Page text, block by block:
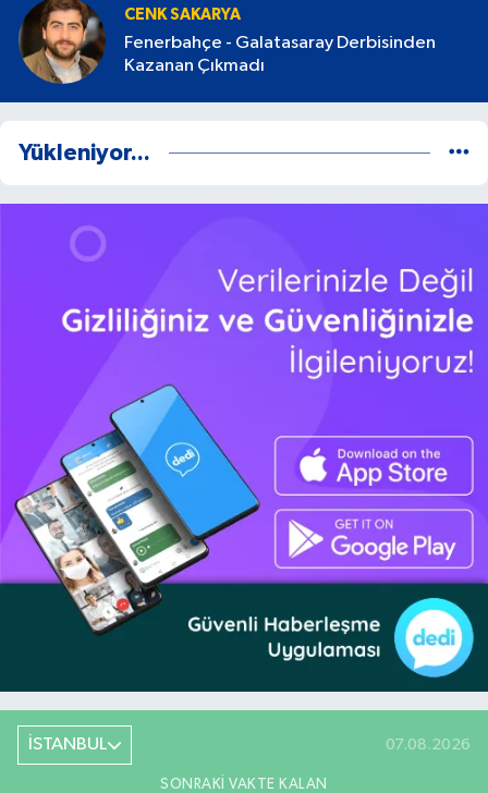
CENK SAKARYA
Fenerbahçe - Galatasaray Derbisinden
Kazanan Çıkmadı
Yükleniyor...
İSTANBUL 07.08.2026
SONRAKI VAKTE KALAN